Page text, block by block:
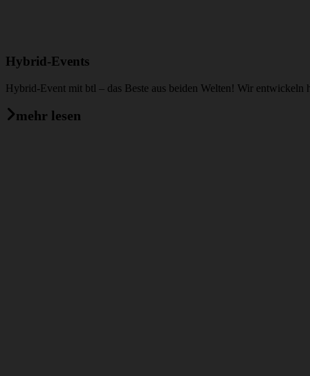
Hybrid-Events
Hybrid-Event mit btl – das Beste aus beiden Welten! Wir
mehr lesen